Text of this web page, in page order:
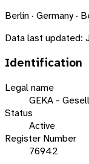
Berlin · Germany ·
Data last updated:
Identification
Legal name
GEKA -
Status
Active
Register Number
76942